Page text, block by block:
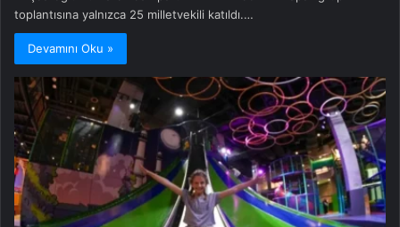
toplantısına yalnızca 25 milletvekili katıldı.…
Devamını Oku »